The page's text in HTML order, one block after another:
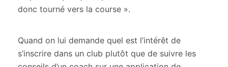
donc tourné vers la course ».
Quand on lui demande quel est l’intérêt de
s’inscrire dans un club plutôt que de suivre les